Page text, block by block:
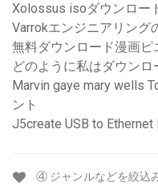
Xolossus isoダウンロー
Varrokエンジニアリング
無料ダウンロード漫画ピ
どのように私はダウン
Marvin gaye mary wells
ント
J5create USB to
④ ジャンルなどを絞込